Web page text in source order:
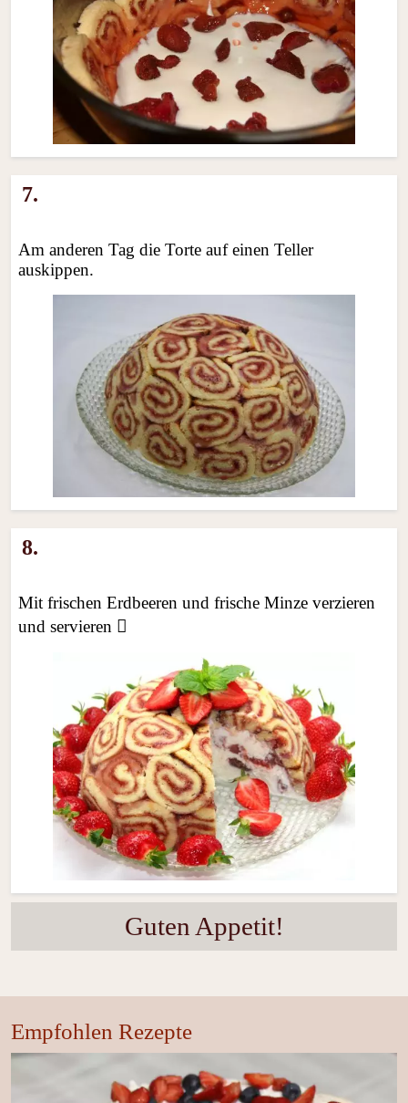
7.
Am anderen Tag die Torte auf einen Teller
auskippen.
8.
Mit frischen Erdbeeren und frische Minze verzieren
und servieren 
Guten Appetit!
Empfohlen Rezepte